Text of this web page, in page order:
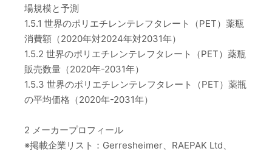
場規模と予測
1.5.1 世界のポリエチレンテレフタレート（PET）薬瓶
消費額（2020年対2024年対2031年）
1.5.2 世界のポリエチレンテレフタレート（PET）薬瓶
販売数量（2020年-2031年）
1.5.3 世界のポリエチレンテレフタレート（PET）薬瓶
の平均価格（2020年-2031年）
2 メーカープロフィール
※掲載企業リスト：Gerresheimer、RAEPAK Ltd、